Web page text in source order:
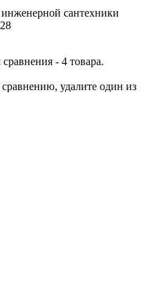
сантехники
- 4 товара.
удалите один из